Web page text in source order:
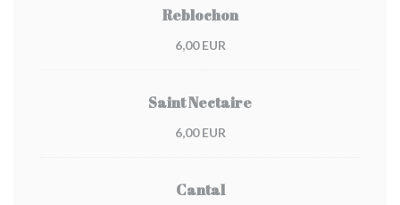
Reblochon
6,00 EUR
Saint Nectaire
6,00 EUR
Cantal